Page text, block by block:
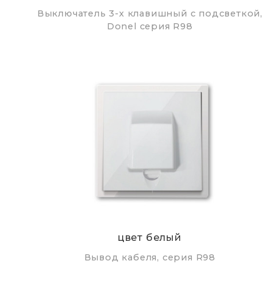
Выключатель 3-х клавишный с подсветкой,
Donel серия R98
цвет белый
Вывод кабеля, серия R98